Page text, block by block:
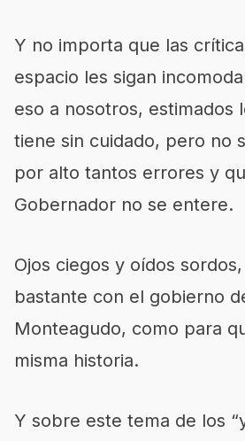
Y no importa que las
espacio les sigan
eso a nosotros, estimados
tiene sin cuidado, pero no
por alto tantos errores y
Gobernador no se entere.
Ojos ciegos y oídos
bastante con el gobierno
Monteagudo, como para
misma historia.
Y sobre este tema de los